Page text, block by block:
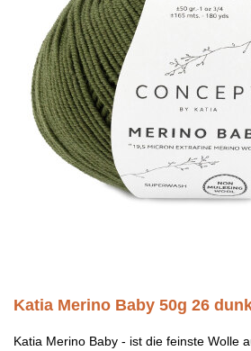
Katia Merino Baby 50g 26
Katia Merino Baby - ist die feinste Wolle